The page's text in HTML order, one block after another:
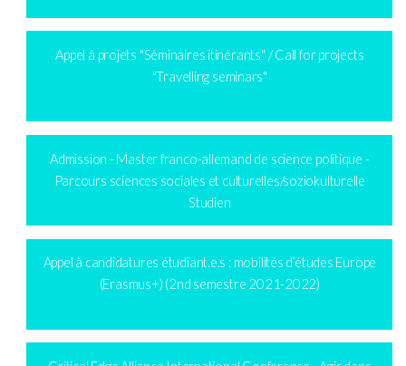
Appel à projets "Séminaires itinérants" / Call for projects
"Travelling seminars"
Admission - Master franco-allemand de science politique -
Parcours sciences sociales et culturelles/soziokulturelle
Studien
Appel à candidatures étudiant.e.s : mobilités d’études Europe
(Erasmus+) (2nd semestre 2021-2022)